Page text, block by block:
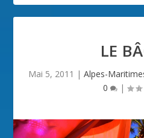
LE
Mai 5, 2011 | Alpes-
0
|